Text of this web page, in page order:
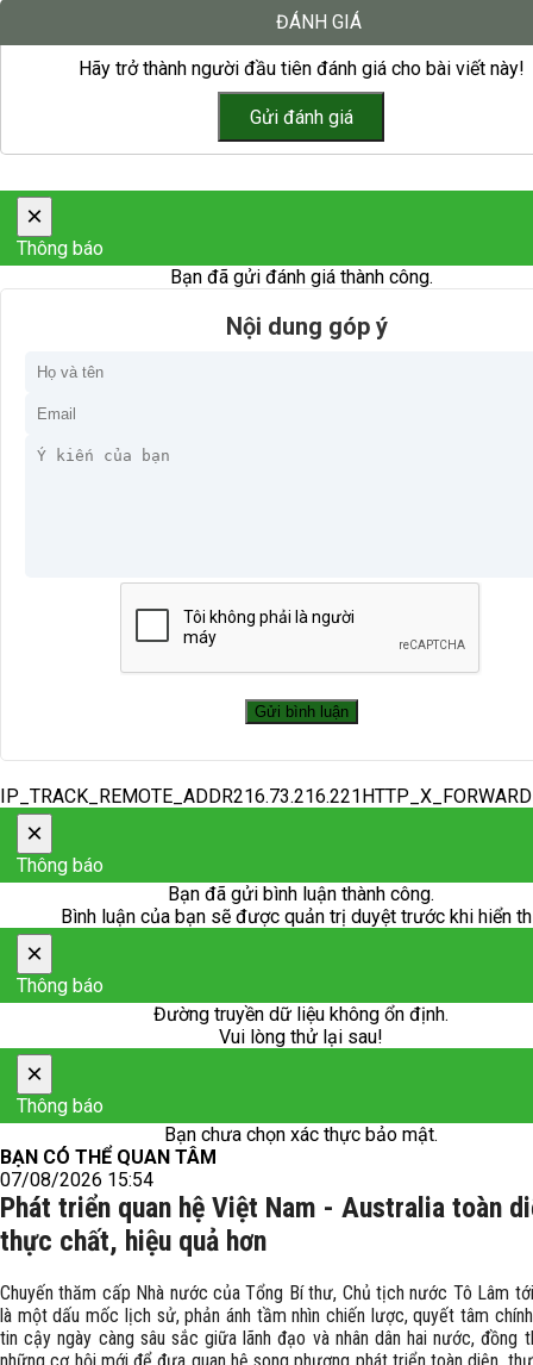
ĐÁNH GIÁ
Hãy trở thành người đầu tiên đánh giá cho bài viết này!
×
Thông báo
Bạn đã gửi đánh giá thành công.
Nội dung góp ý
×
Thông báo
Bạn đã gửi bình luận thành công.
Bình luận của bạn sẽ được quản trị duyệt trước khi hiển
×
Thông báo
Đường truyền dữ liệu không ổn định.
Vui lòng thử lại sau!
×
Thông báo
Bạn chưa chọn xác thực bảo mật.
BẠN CÓ THỂ QUAN TÂM
07/08/2026 15:54
Phát triển quan hệ Việt Nam - Australia toàn
thực chất, hiệu quả hơn
Chuyến thăm cấp Nhà nước của Tổng Bí thư, Chủ tịch nước Tô Lâm
là một dấu mốc lịch sử, phản ánh tầm nhìn chiến lược, quyết tâm
tin cậy ngày càng sâu sắc giữa lãnh đạo và nhân dân hai nước, đồng